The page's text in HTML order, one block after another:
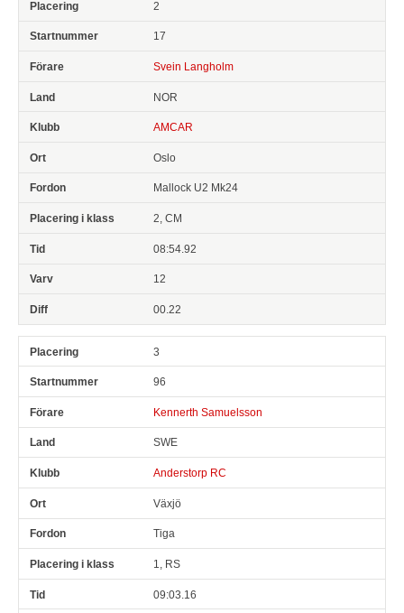
2
17
Svein Langholm
NOR
AMCAR
Oslo
Mallock U2 Mk24
2, CM
08:54.92
12
00.22
3
96
Kennerth Samuelsson
SWE
Anderstorp RC
Växjö
Tiga
1, RS
09:03.16